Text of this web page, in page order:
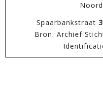
Spaarbankstraat
Bron: Archief